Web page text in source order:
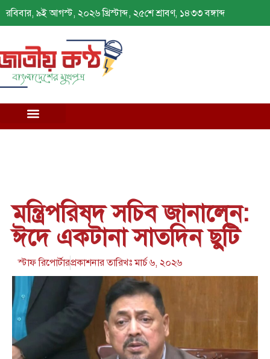
রবিবার, ৯ই আগস্ট, ২০২৬ খ্রিস্টাব্দ, ২৫শে শ্রাবণ, ১৪৩৩ বঙ্গাব্দ
মন্ত্রিপরিষদ সচিব জানালেন:
ঈদে একটানা সাতদিন ছুটি
স্টাফ রিপোর্টারপ্রকাশনার তারিখঃমার্চ ৬, ২০২৬